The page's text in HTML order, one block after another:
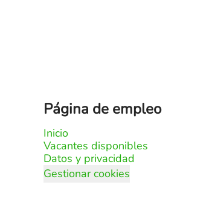
Página de empleo
Inicio
Vacantes disponibles
Datos y privacidad
Gestionar cookies